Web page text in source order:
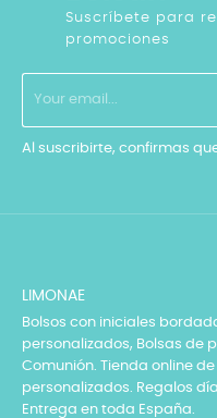
Suscríbete para
promociones
Al suscribirte, confirmas
LIMONAE
Bolsos con iniciales
personalizados, Bolsas de
Comunión. Tienda online
personalizados. Regalos
Entrega en toda España.